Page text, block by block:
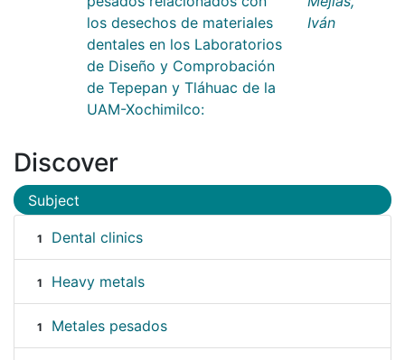
los desechos de materiales
dentales en los Laboratorios
de Diseño y Comprobación
de Tepepan y Tláhuac de la
UAM-Xochimilco:
Iván
Discover
Subject
1 Dental clinics
1 Heavy metals
1 Metales pesados